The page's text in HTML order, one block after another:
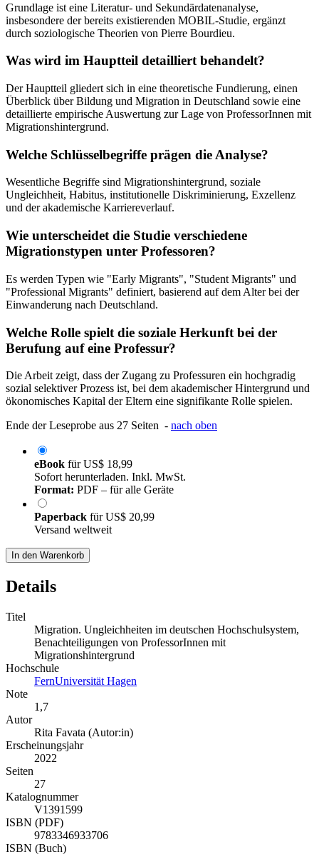
Grundlage ist eine Literatur- und Sekundärdatenanalyse,
insbesondere der bereits existierenden MOBIL-Studie, ergänzt
durch soziologische Theorien von Pierre Bourdieu.
Was wird im Hauptteil detailliert behandelt?
Der Hauptteil gliedert sich in eine theoretische Fundierung, einen
Überblick über Bildung und Migration in Deutschland sowie eine
detaillierte empirische Auswertung zur Lage von ProfessorInnen mit
Migrationshintergrund.
Welche Schlüsselbegriffe prägen die Analyse?
Wesentliche Begriffe sind Migrationshintergrund, soziale
Ungleichheit, Habitus, institutionelle Diskriminierung, Exzellenz
und der akademische Karriereverlauf.
Wie unterscheidet die Studie verschiedene
Migrationstypen unter Professoren?
Es werden Typen wie "Early Migrants", "Student Migrants" und
"Professional Migrants" definiert, basierend auf dem Alter bei der
Einwanderung nach Deutschland.
Welche Rolle spielt die soziale Herkunft bei der
Berufung auf eine Professur?
Die Arbeit zeigt, dass der Zugang zu Professuren ein hochgradig
sozial selektiver Prozess ist, bei dem akademischer Hintergrund und
ökonomisches Kapital der Eltern eine signifikante Rolle spielen.
Ende der Leseprobe aus 27 Seiten - nach oben
eBook fürUS$ 18,99
Sofort herunterladen. Inkl. MwSt.
Format: PDF – für alle Geräte
Paperback fürUS$ 20,99
Versand weltweit
In den Warenkorb
Details
Titel
Migration. Ungleichheiten im deutschen Hochschulsystem,
Benachteiligungen von ProfessorInnen mit
Migrationshintergrund
Hochschule
FernUniversität Hagen
Note
1,7
Autor
Rita Favata (Autor:in)
Erscheinungsjahr
2022
Seiten
27
Katalognummer
V1391599
ISBN (PDF)
9783346933706
ISBN (Buch)